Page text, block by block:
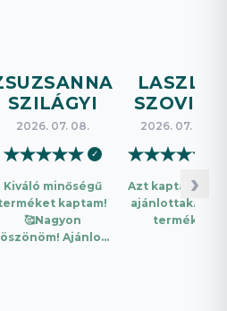
SZILÁGYI
2026. 07. 08.
★★★★★ ✓
Kiváló minőségű
kaptam!
🥰Nagyon
Ajánlom
LASZLO
SZOVICS
2026. 07. 08.
★★★★★
Azt kaptam amit
ajánlottak. Jó a
termék.
›